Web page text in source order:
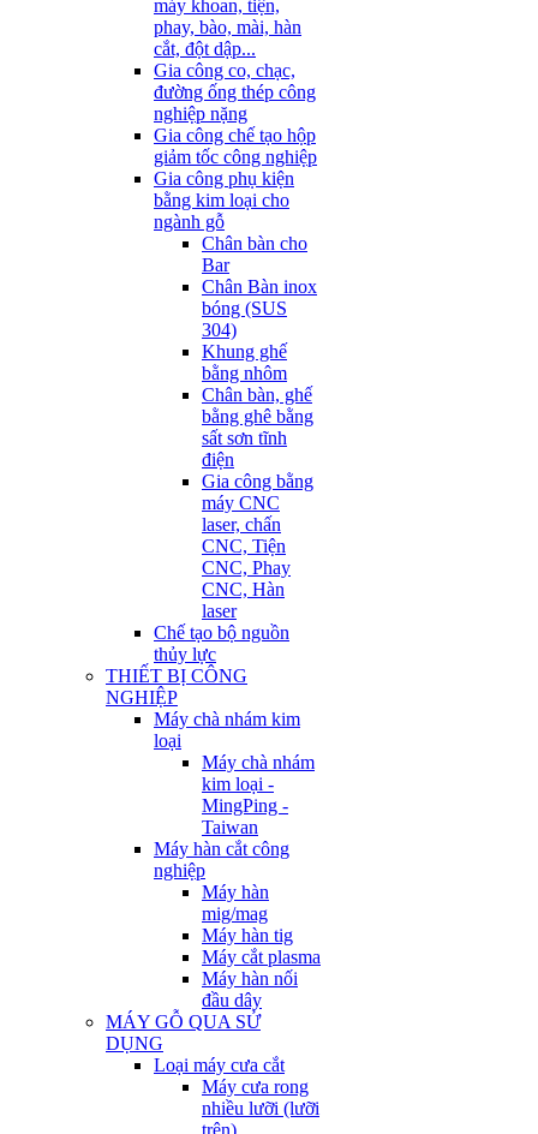
máy khoan, tiện,
phay, bào, mài, hàn
cắt, đột dập...
Gia công co, chạc,
đường ống thép công
nghiệp nặng
Gia công chế tạo hộp
giảm tốc công nghiệp
Gia công phụ kiện
bằng kim loại cho
ngành gỗ
Chân bàn cho
Bar
Chân Bàn inox
bóng (SUS
304)
Khung ghế
bằng nhôm
Chân bàn, ghế
bằng ghê bằng
sất sơn tĩnh
điện
Gia công bằng
máy CNC
laser, chấn
CNC, Tiện
CNC, Phay
CNC, Hàn
laser
Chế tạo bộ nguồn
thủy lực
THIẾT BỊ CÔNG
NGHIỆP
Máy chà nhám kim
loại
Máy chà nhám
kim loại -
MingPing -
Taiwan
Máy hàn cắt công
nghiệp
Máy hàn
mig/mag
Máy hàn tig
Máy cắt plasma
Máy hàn nối
đầu dây
MÁY GỖ QUA SỬ
DỤNG
Loại máy cưa cắt
Máy cưa rong
nhiều lưỡi (lưỡi
trên)